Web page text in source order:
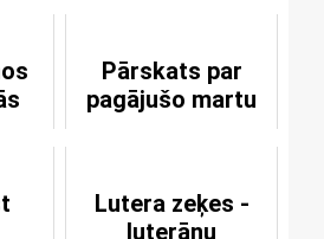
Pārskats par
pagājušo martu
Lutera zeķes -
luterāņu